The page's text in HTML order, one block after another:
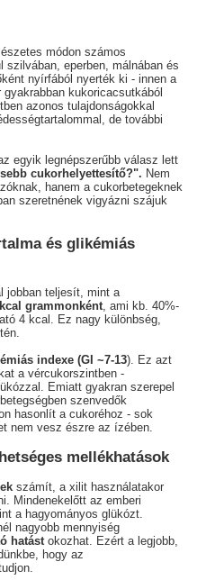
módon számos
szilvában, eperben, málnában és
nyírfából nyerték ki - innen a
gyakrabban kukoricacsutkából
azonos tulajdonságokkal
de további
egyik legnépszerűbb válasz lett
cukorhelyettesítő?". Nem
hanem a cukorbetegeknek
szeretnének vigyázni szájuk
és glikémiás
jobban teljesít, mint a
grammonként , ami kb. 40%-
4 kcal. Ez nagy különbség,
indexe (GI ~7-13). Ez azt
a vércukorszintben -
Emiatt gyakran szerepel
szenvedők
hasonlít a cukoréhoz - sok
nem vesz észre az ízében.
mellékhatások
számít, a xilit használatakor
Mindenekelőtt az emberi
a hagyományos glükózt.
nagyobb mennyiség
hatást okozhat. Ezért a legjobb,
hogy az